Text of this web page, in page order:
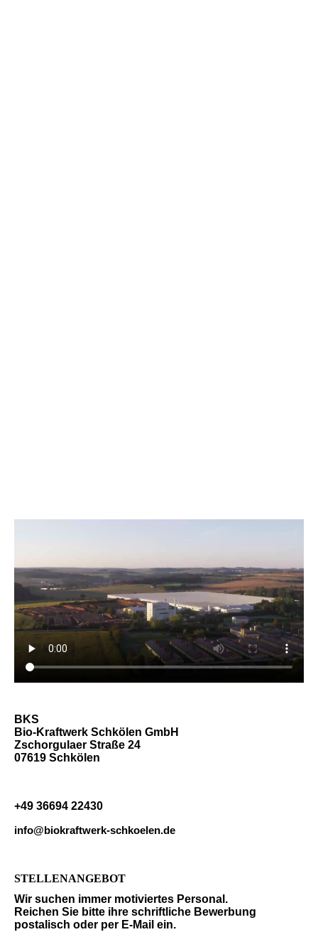
BKS
Bio-Kraftwerk Schkölen GmbH
Zschorgulaer Straße 24
07619 Schkölen
+49 36694 22430
info@biokraftwerk-schkoelen.de
STELLENANGEBOT
Wir suchen immer motiviertes Personal.
Reichen Sie bitte ihre schriftliche Bewerbung
postalisch oder per E-Mail ein.